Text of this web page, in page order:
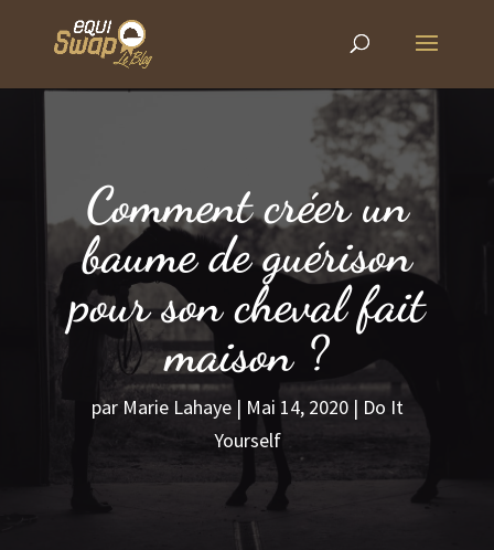
Comment créer un
baume de guérison
pour son cheval fait
maison ?
par Marie Lahaye| Mai 14, 2020| Do It
Yourself